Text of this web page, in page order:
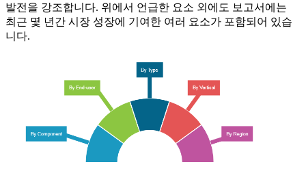
발전을 강조합니다. 위에서 언급한 요소 외에도 보고서에는
최근 몇 년간 시장 성장에 기여한 여러 요소가 포함되어 있습
니다.